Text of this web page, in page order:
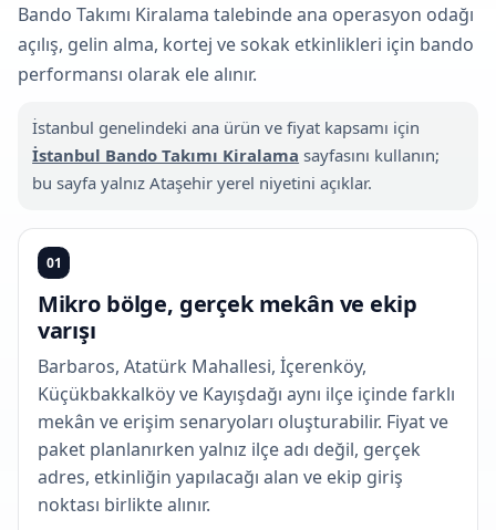
Bando Takımı Kiralama talebinde ana operasyon odağı
açılış, gelin alma, kortej ve sokak etkinlikleri için bando
performansı olarak ele alınır.
İstanbul genelindeki ana ürün ve fiyat kapsamı için
İstanbul Bando Takımı Kiralama sayfasını kullanın;
bu sayfa yalnız Ataşehir yerel niyetini açıklar.
01
Mikro bölge, gerçek mekân ve ekip
varışı
Barbaros, Atatürk Mahallesi, İçerenköy,
Küçükbakkalköy ve Kayışdağı aynı ilçe içinde farklı
mekân ve erişim senaryoları oluşturabilir. Fiyat ve
paket planlanırken yalnız ilçe adı değil, gerçek
adres, etkinliğin yapılacağı alan ve ekip giriş
noktası birlikte alınır.